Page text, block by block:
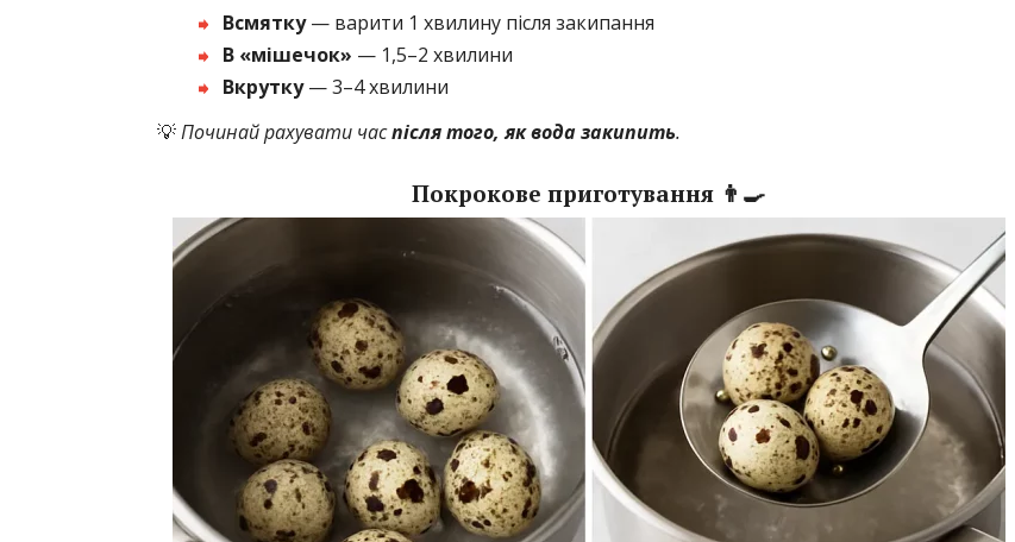
Всмятку— варити 1 хвилину після закипання
В «мішечок» — 1,5–2 хвилини
Вкрутку— 3–4 хвилини
💡Починай рахувати часпісля того, як вода закипить.
Покрокове приготування 👨‍🍳